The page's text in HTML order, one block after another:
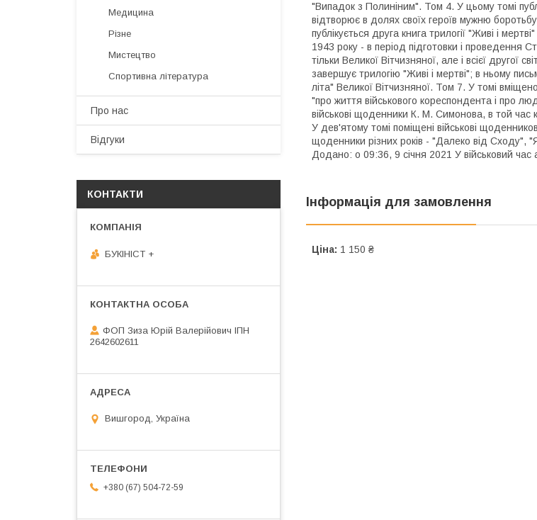
"Випадок з Полиніним". Том 4. У цьому томі
відтворює в долях своїх героїв мужню
публікується друга книга трилогії "Живі і
1943 року - в період підготовки і проведення
тільки Великої Вітчизняної, але і всієї другої
завершує трилогію "Живі і мертві"; в ньому
літа" Великої Вітчизняної. Том 7. У томі
"про життя військового кореспондента і про
військові щоденники К. М. Симонова, в той
У дев'ятому томі поміщені військові
щоденники різних років - "Далеко від Сходу",
Додано: о 09:36, 9 січня 2021 У військовий
Інформація для замовлення
Ціна: 1 150 ₴
Медицина
Різне
Мистецтво
Спортивна література
Про нас
Відгуки
КОНТАКТИ
БУКІНІСТ +
ФОП Зиза Юрій Валерійович ІПН
2642602611
Вишгород, Україна
+380 (67) 504-72-59